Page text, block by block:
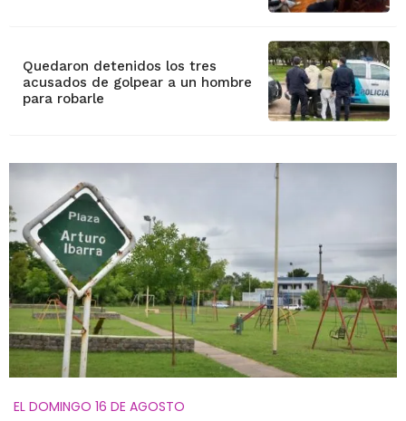
Quedaron detenidos los tres
acusados de golpear a un hombre
para robarle
EL DOMINGO 16 DE AGOSTO